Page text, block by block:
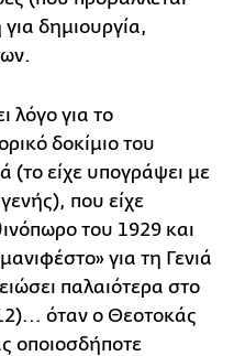
δημιουργία,
λόγο για το
δοκίμιο του
(το είχε υπογράψει με
που είχε
του 1929 και
για τη Γενιά
παλαιότερα στο
όταν ο Θεοτοκάς
οποιοσδήποτε